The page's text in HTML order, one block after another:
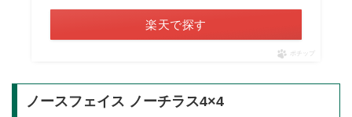
楽天で探す
ポチップ
ノースフェイス ノーチラス4×4